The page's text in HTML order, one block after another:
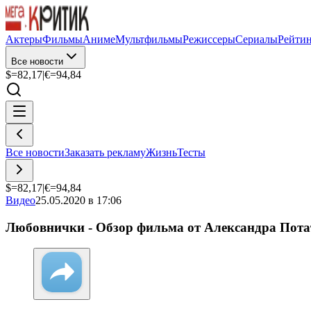
АктерыФильмыАнимеМультфильмыРежиссерыСериалы
Все новости
$=82,17|€=94,84
Все новостиЗаказать рекламуЖизньТесты
$=82,17|€=94,84
Видео25.05.2020 в 17:06
Любовнички - Обзор фильма от Александра